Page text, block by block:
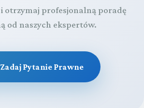
i otrzymaj profesjonalną poradę
od naszych ekspertów.
Zadaj Pytanie Prawne